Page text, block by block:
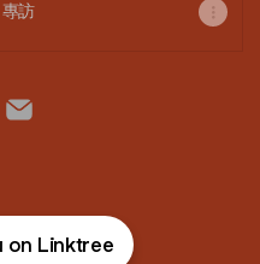
訪
on Linktree